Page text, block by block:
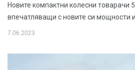
Новите компактни колесни товарачи
впечатляващи с новите си мощности
7.06.2023